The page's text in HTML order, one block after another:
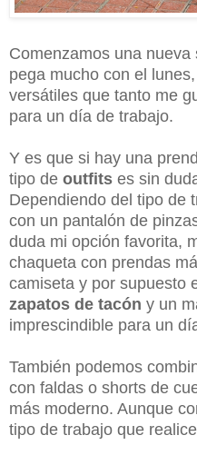
Comenzamos una nueva
pega mucho con el
versátiles que tanto me
para un día de trabajo.
Y es que si hay una
tipo de outfits es sin
Dependiendo del tipo de
con un pantalón de
duda mi opción favorita,
chaqueta con prendas
camiseta y por supuesto
zapatos de tacón y un
imprescindible para un
También podemos
con faldas o shorts de
más moderno. Aunque
tipo de trabajo que